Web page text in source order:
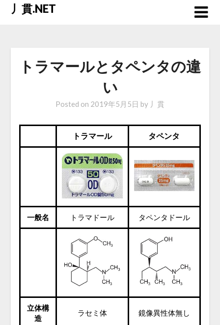
Skip丿貫.NET
トラマールとタペンタの違
い
Posted on 2019年5月5日 by 丿貫
トラマール タペンタ
一般名 トラマドール タペンタドール
立体構
造
ラセミ体 鏡像異性体無し